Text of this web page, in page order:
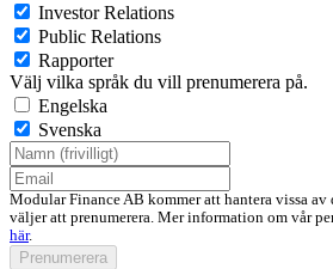
Investor Relations
Public Relations
Rapporter
Välj vilka språk du vill prenumerera på.
Engelska
Svenska
Modular Finance AB kommer att hantera vissa
väljer att prenumerera. Mer information om vår
här.
Prenumerera